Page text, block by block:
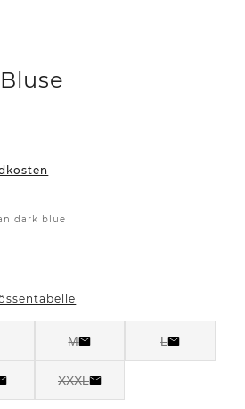
dark blue
M L
XXXL